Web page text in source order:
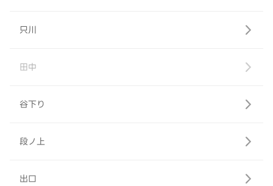
只川
田中
谷下り
段ノ上
出口